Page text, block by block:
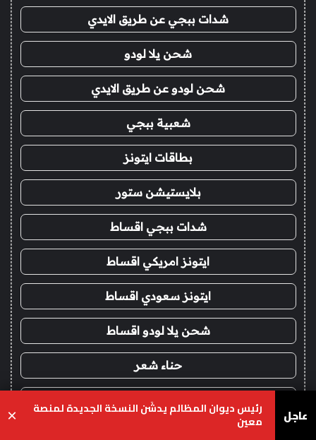
شدات ببجي عن طريق الايدي
شحن يلا لودو
شحن لودو عن طريق الايدي
شعبية ببجي
بطاقات ايتونز
بلايستيشن ستور
شدات ببجي اقساط
ايتونز امريكي اقساط
ايتونز سعودي اقساط
شحن يلا لودو اقساط
حناء شعر
حنا
عاجل رئيس ديوان المظالم يدشّن النسخة الجديدة لمنصة
معين ×